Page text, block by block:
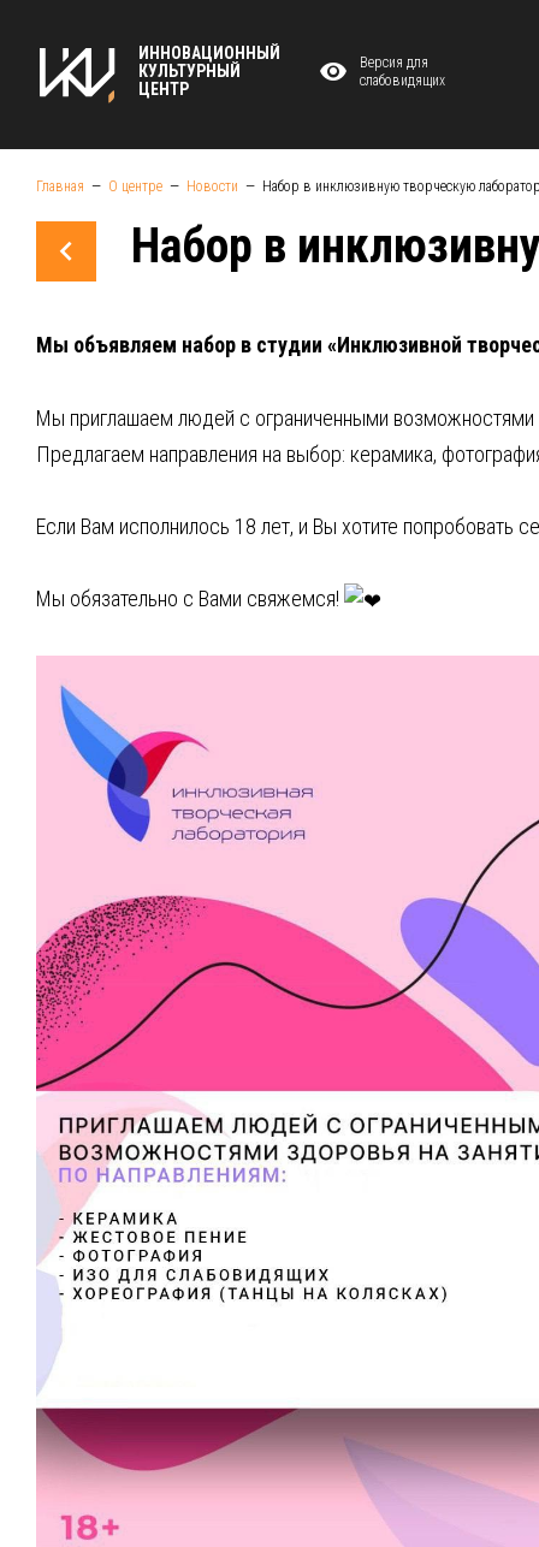
ИННОВАЦИОННЫЙ
КУЛЬТУРНЫЙ
ЦЕНТР
Версия для
слабовидящих
Главная О центре Новости Набор в инклюзивную творческую
Набор в
Мы объявляем набор в студии «Инклюзивной
Мы приглашаем людей с ограниченными возможностями
Предлагаем направления на выбор: керамика,
Если Вам исполнилось 18 лет, и Вы хотите попробовать
Мы обязательно с Вами свяжемся!